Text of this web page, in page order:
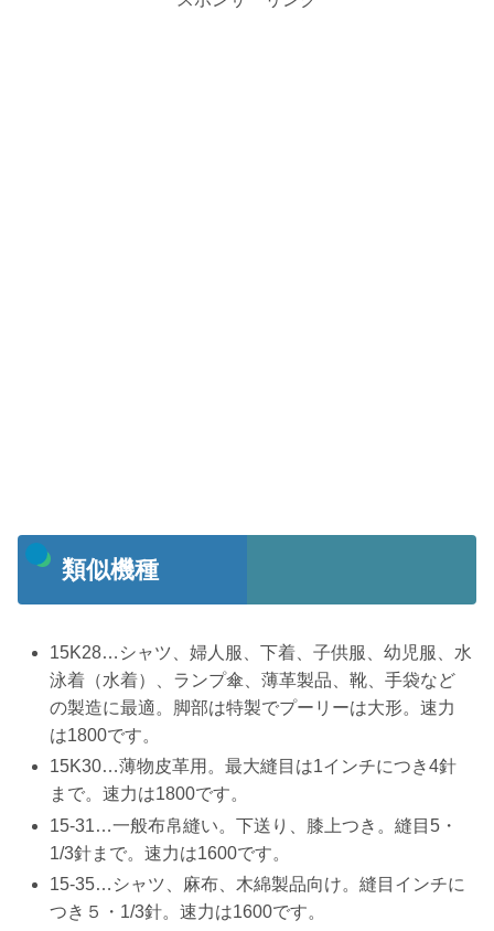
類似機種
15K28…シャツ、婦人服、下着、子供服、幼児服、水
泳着（水着）、ランプ傘、薄革製品、靴、手袋など
の製造に最適。脚部は特製でプーリーは大形。速力
は1800です。
15K30…薄物皮革用。最大縫目は1インチにつき4針
まで。速力は1800です。
15-31…一般布帛縫い。下送り、膝上つき。縫目5・
1/3針まで。速力は1600です。
15-35…シャツ、麻布、木綿製品向け。縫目インチに
つき５・1/3針。速力は1600です。